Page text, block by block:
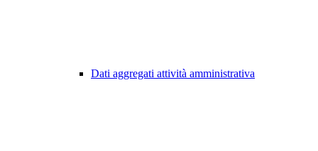
Dati aggregati attività amministrativa